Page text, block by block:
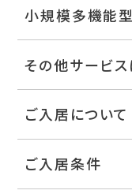
小規模多機能
その他サービス
ご入居について
ご入居条件